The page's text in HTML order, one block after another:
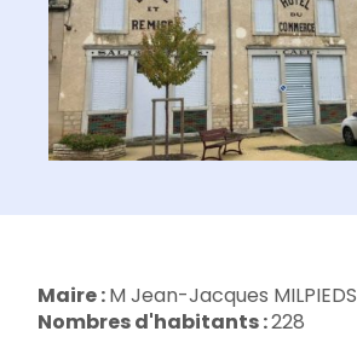
Maire :M Jean-Jacques MILPIEDS
Nombres d'habitants :228